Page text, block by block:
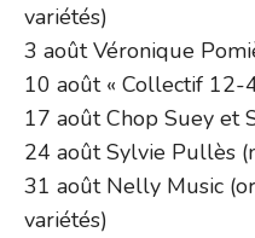
variétés)
3 août Véronique
10 août « Collectif 12-
17 août Chop Suey et
24 août Sylvie Pullès
31 août Nelly Music
variétés)